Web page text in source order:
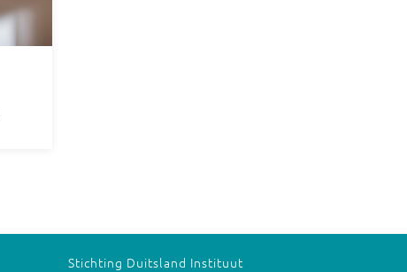
Stichting Duitsland Instituut